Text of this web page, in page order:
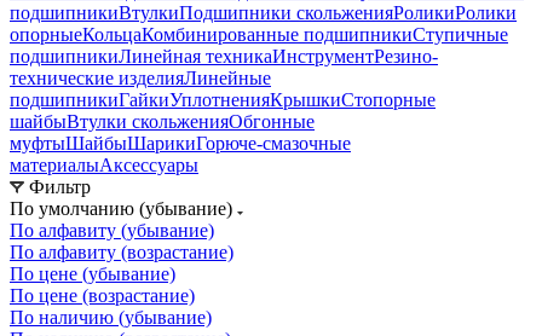
подшипникиВтулкиПодшипники скольженияРоликиРолики
опорныеКольцаКомбинированные подшипникиСтупичные
подшипникиЛинейная техникаИнструментРезино-
технические изделияЛинейные
подшипникиГайкиУплотненияКрышкиСтопорные
шайбыВтулки скольженияОбгонные
муфтыШайбыШарикиГорюче-смазочные
материалыАксессуары
Фильтр
По умолчанию (убывание)
По алфавиту (убывание)
По алфавиту (возрастание)
По цене (убывание)
По цене (возрастание)
По наличию (убывание)